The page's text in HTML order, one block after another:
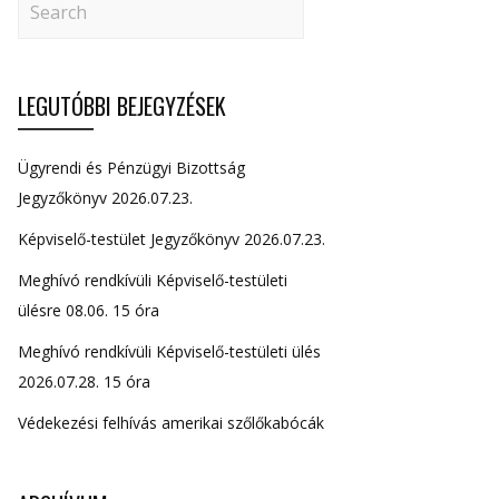
LEGUTÓBBI BEJEGYZÉSEK
Ügyrendi és Pénzügyi Bizottság
Jegyzőkönyv 2026.07.23.
Képviselő-testület Jegyzőkönyv 2026.07.23.
Meghívó rendkívüli Képviselő-testületi
ülésre 08.06. 15 óra
Meghívó rendkívüli Képviselő-testületi ülés
2026.07.28. 15 óra
Védekezési felhívás amerikai szőlőkabócák